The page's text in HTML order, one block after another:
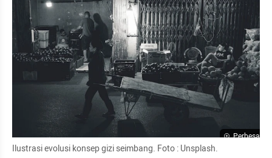
Perbesar
Ilustrasi evolusi konsep gizi seimbang. Foto : Unsplash.